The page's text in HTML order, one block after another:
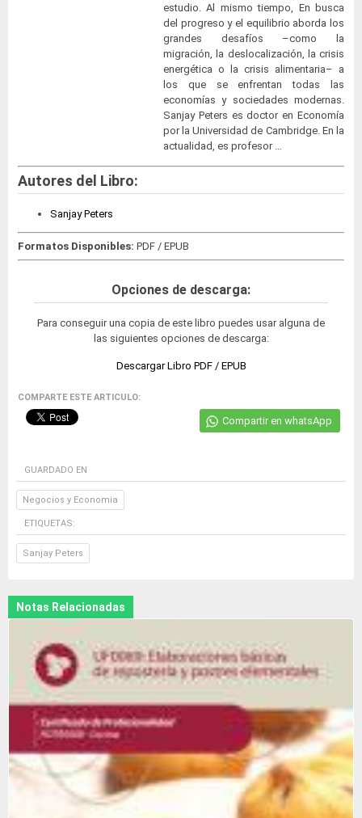
estudio. Al mismo tiempo, En busca
del progreso y el equilibrio aborda los
grandes desafíos –como la
migración, la deslocalización, la crisis
energética o la crisis alimentaria– a
los que se enfrentan todas las
economías y sociedades modernas.
Sanjay Peters es doctor en Economía
por la Universidad de Cambridge. En la
actualidad, es profesor …
Autores del Libro:
Sanjay Peters
Formatos Disponibles: PDF / EPUB
Opciones de descarga:
Para conseguir una copia de este libro puedes usar alguna de
las siguientes opciones de descarga:
Descargar Libro PDF / EPUB
COMPARTE ESTE ARTICULO:
Compartir en whatsApp
GUARDADO EN
Negocios y Economia
ETIQUETAS:
Sanjay Peters
Notas Relacionadas